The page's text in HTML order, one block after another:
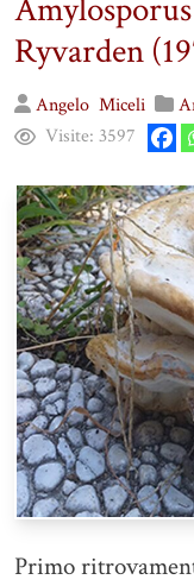
Ryvarden
Angelo Miceli
Visite: 3597
Primo